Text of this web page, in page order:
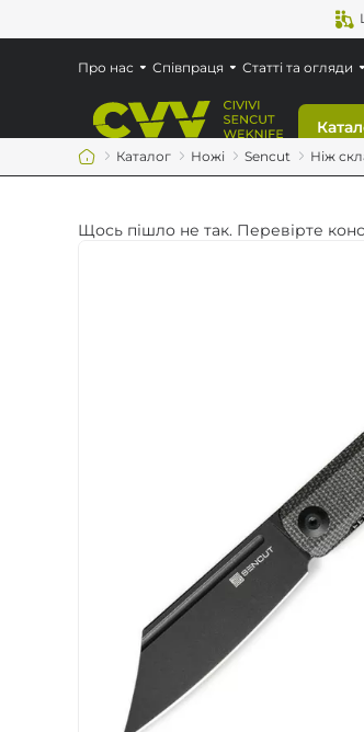
Про нас Співпраця Статті та огляди
Каталог Ножі Sencut Ніж
Щось пішло не так. Перевірте